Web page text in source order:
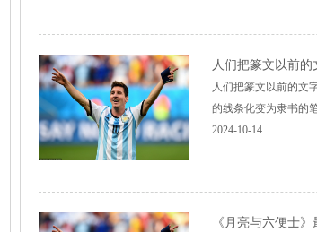
人们把篆文以前
人们把篆文以前的文
的线条化变为隶书的
2024-10-14
《月亮与六便士